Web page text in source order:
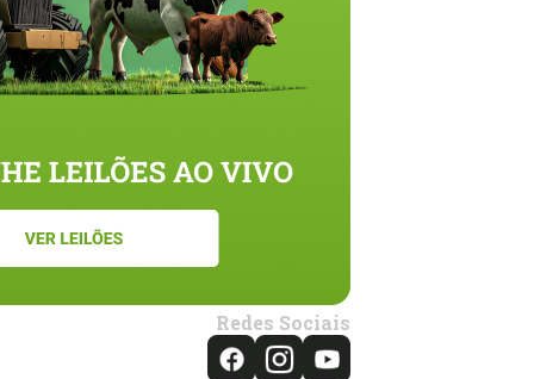
Redes Sociais